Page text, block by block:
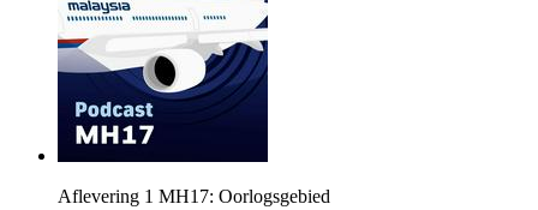
Aflevering 1 MH17: Oorlogsgebied